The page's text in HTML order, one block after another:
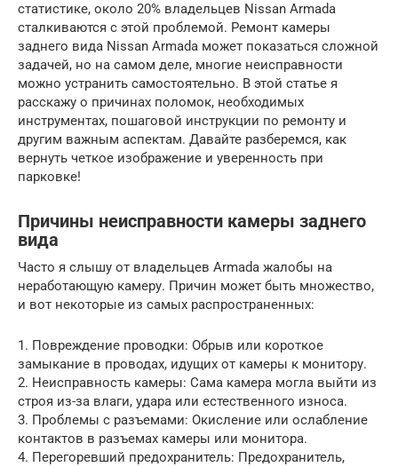
статистике, около 20% владельцев Nissan Armada
сталкиваются с этой проблемой. Ремонт камеры
заднего вида Nissan Armada может показаться сложной
задачей, но на самом деле, многие неисправности
можно устранить самостоятельно. В этой статье я
расскажу о причинах поломок, необходимых
инструментах, пошаговой инструкции по ремонту и
другим важным аспектам. Давайте разберемся, как
вернуть четкое изображение и уверенность при
парковке!
Причины неисправности камеры заднего
вида
Часто я слышу от владельцев Armada жалобы на
неработающую камеру. Причин может быть множество,
и вот некоторые из самых распространенных:
1. Повреждение проводки: Обрыв или короткое
замыкание в проводах, идущих от камеры к монитору.
2. Неисправность камеры: Сама камера могла выйти из
строя из-за влаги, удара или естественного износа.
3. Проблемы с разъемами: Окисление или ослабление
контактов в разъемах камеры или монитора.
4. Перегоревший предохранитель: Предохранитель,